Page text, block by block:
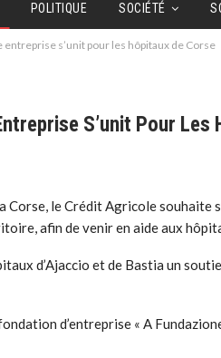
POLITIQUE SOCIÉTÉ
s’unit pour les hôpitaux de Corse
S’unit Pour Les
Corse, le Crédit Agricole souhaite
afin de venir en aide aux
d’Ajaccio et de Bastia un
d’entreprise « A